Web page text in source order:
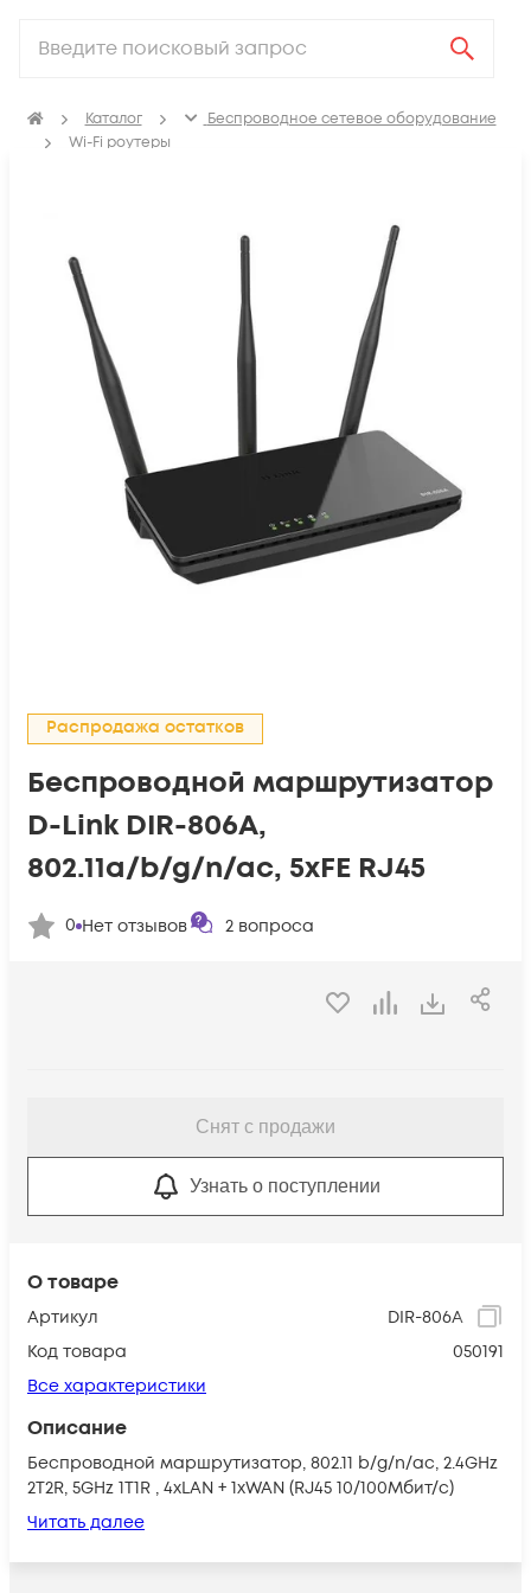
Каталог
Беспроводное сетевое оборудование
Wi-Fi роутеры
О товаре
Артикул
DIR-806A
Код товара
050191
Все характеристики
Описание
Беспроводной маршрутизатор, 802.11 b/g/n/ac, 2.4GHz
2T2R, 5GHz 1T1R , 4xLAN + 1xWAN (RJ45 10/100Мбит/с)
Читать далее
Распродажа остатков
Беспроводной маршрутизатор
D-Link DIR-806A,
802.11a/b/g/n/ac, 5xFE RJ45
0 Нет отзывов 2 вопроса
Снят с продажи
Узнать о поступлении